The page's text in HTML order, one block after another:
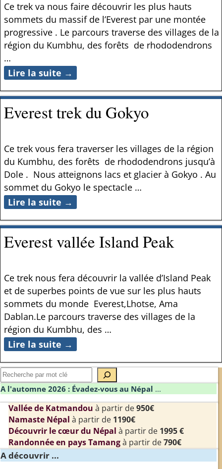
Ce trek va nous faire découvrir les plus hauts
sommets du massif de l’Everest par une montée
progressive . Le parcours traverse des villages de la
région du Kumbhu, des forêts de rhododendrons
…
Lire la suite →
Everest trek du Gokyo
Ce trek vous fera traverser les villages de la région
du Kumbhu, des forêts de rhododendrons jusqu’à
Dole . Nous atteignons lacs et glacier à Gokyo . Au
sommet du Gokyo le spectacle …
Lire la suite →
Everest vallée Island Peak
Ce trek nous fera découvrir la vallée d’Island Peak
et de superbes points de vue sur les plus hauts
sommets du monde Everest,Lhotse, Ama
Dablan.Le parcours traverse des villages de la
région du Kumbhu, des …
Lire la suite →
A l'automne 2026 : Évadez-vous au Népal ...
Vallée de Katmandou à partir de950€
Namaste Népal à partir de 1190€
Découvrir le cœur du Népal à partir de 1995 €
Randonnée en pays Tamangà partir de790€
A découvrir ...